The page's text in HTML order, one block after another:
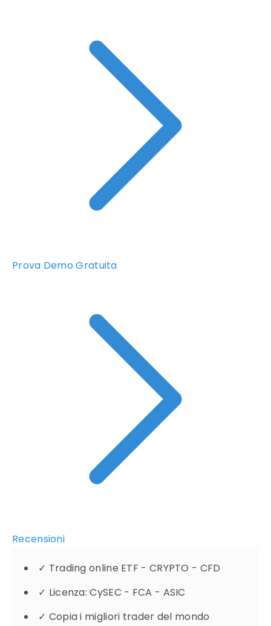
Prova Demo Gratuita
Recensioni
✓ Trading online ETF - CRYPTO - CFD
✓ Licenza: CySEC - FCA - ASIC
✓ Copia i migliori trader del mondo